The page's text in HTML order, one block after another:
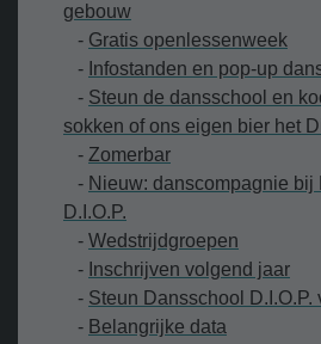
gebouw
- Gratis openlessenweek
- nfostanden en pop-up
- Steun de dansschool en
sokken of ons eigen bier het
- Zomerbar
- N ieuw: danscompagnie bij
D.I.O.P.
- Wedstrijdgroepen
- Inschrijven volgend jaar
- Steun Dansschool D.I.O.P.
- Belangrijke data